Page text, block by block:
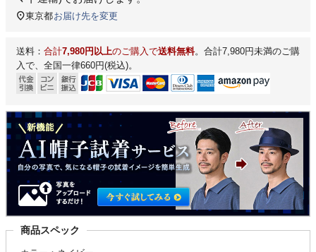
東京都お届け先を変更
送料： 合計7,980円以上のご購入で送料無料。合計7,980円未満のご購
入で、全国一律660円(税込)。
商品スペック